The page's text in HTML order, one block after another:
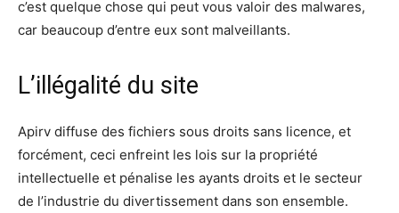
c’est quelque chose qui peut vous valoir des malwares,
car beaucoup d’entre eux sont malveillants.
L’illégalité du site
Apirv diffuse des fichiers sous droits sans licence, et
forcément, ceci enfreint les lois sur la propriété
intellectuelle et pénalise les ayants droits et le secteur
de l’industrie du divertissement dans son ensemble.